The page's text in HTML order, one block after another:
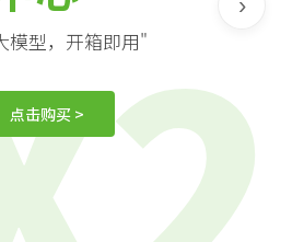
模型，开箱即用"
点击购买 >